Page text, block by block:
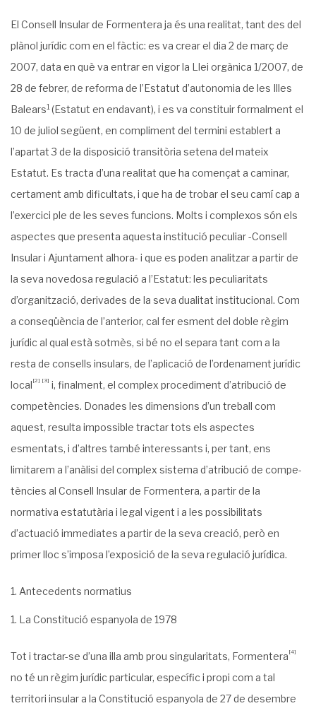
El Consell Insular de Formentera ja és una realitat, tant des del
plànol jurídic com en el fàctic: es va crear el dia 2 de març de
2007, data en què va entrar en vigor la Llei orgà­nica 1/2007, de
28 de febrer, de reforma de l’Estatut d’autonomia de les Illes
Balears1(Estatut en endavant), i es va constituir formalment el
10 de juliol següent, en compliment del termini establert a
l’apartat 3 de la disposició transitòria setena del mateix
Estatut. Es tracta d’una realitat que ha començat a caminar,
certament amb dificultats, i que ha de trobar el seu camí cap a
l’exercici ple de les seves funcions. Molts i complexos són els
aspectes que presenta aquesta institució peculiar -Consell
Insular i Ajuntament alhora- i que es poden analitzar a partir de
la seva novedosa regulació a l’Estatut: les peculiaritats
d’organització, derivades de la seva dualitat institucional. Com
a conseqüència de l’ante­rior, cal fer esment del doble règim
jurídic al qual està sotmès, si bé no el separa tant com a la
resta de consells insulars, de l’aplicació de l’ordenament jurídic
local [2] [3] i, finalment, el complex procediment d’atribució de
competències. Donades les dimensions d’un treball com
aquest, resulta impossible tractar tots els aspectes
esmentats, i d’altres també inte­ressants i, per tant, ens
limitarem a l’anàlisi del complex sistema d’atribució de compe­
tències al Consell Insular de Formentera, a partir de la
normativa estatutària i legal vigent i a les possibilitats
d’actuació immediates a partir de la seva creació, però en
primer lloc s’imposa l’exposició de la seva regulació jurídica.
Antecedents normatius
1. La Constitució espanyola de 1978
Tot i tractar-se d’una illa amb prou singularitats, Formentera [4]
no té un règim jurídic particular, específic i propi com a tal
territori insular a la Constitució espanyola de 27 de desembre